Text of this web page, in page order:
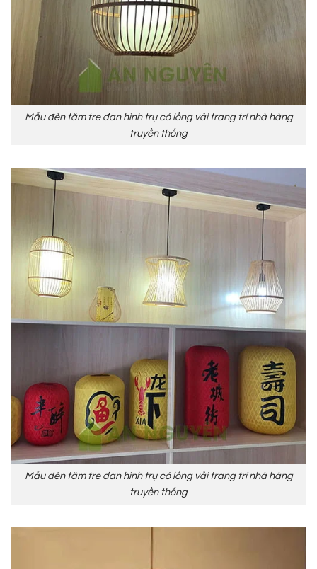
Mẫu đèn tăm tre đan hình trụ có lồng vải trang trí nhà hàng
truyền thống
Mẫu đèn tăm tre đan hình trụ có lồng vải trang trí nhà hàng
truyền thống